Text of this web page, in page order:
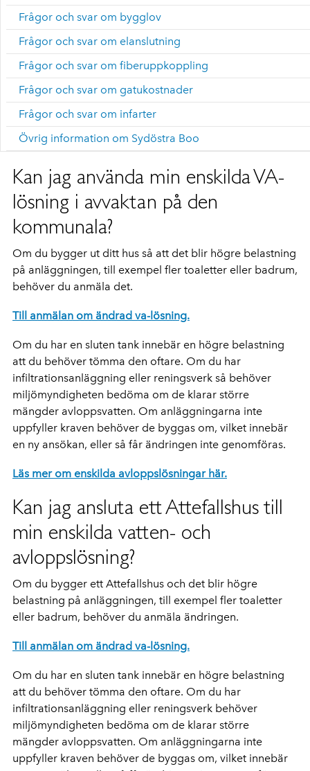
Frågor och svar om bygglov
Frågor och svar om elanslutning
Frågor och svar om fiberuppkoppling
Frågor och svar om gatukostnader
Frågor och svar om infarter
Övrig information om Sydöstra Boo
Kan jag använda min enskilda VA-
lösning i avvaktan på den
kommunala?
Om du bygger ut ditt hus så att det blir högre belastning
på anläggningen, till exempel fler toaletter eller badrum,
behöver du anmäla det.
Till anmälan om ändrad va-lösning.
Om du har en sluten tank innebär en högre belastning
att du behöver tömma den oftare. Om du har
infiltrationsanläggning eller reningsverk så behöver
miljömyndigheten bedöma om de klarar större
mängder avloppsvatten. Om anläggningarna inte
uppfyller kraven behöver de byggas om, vilket innebär
en ny ansökan, eller så får ändringen inte genomföras.
Läs mer om enskilda avloppslösningar här.
Kan jag ansluta ett Attefallshus till
min enskilda vatten- och
avloppslösning?
Om du bygger ett Attefallshus och det blir högre
belastning på anläggningen, till exempel fler toaletter
eller badrum, behöver du anmäla ändringen.
Till anmälan om ändrad va-lösning.
Om du har en sluten tank innebär en högre belastning
att du behöver tömma den oftare. Om du har
infiltrationsanläggning eller reningsverk behöver
miljömyndigheten bedöma om de klarar större
mängder avloppsvatten. Om anläggningarna inte
uppfyller kraven behöver de byggas om, vilket innebär